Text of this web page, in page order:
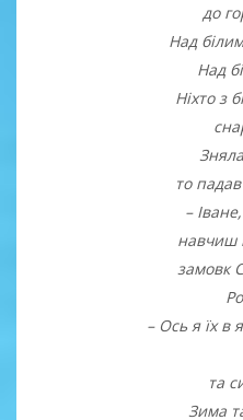
до
Над
Над
Ніхто з
то
– Іване, як
навчиш мене у
замовк
– Ось я їх в
та
Зима